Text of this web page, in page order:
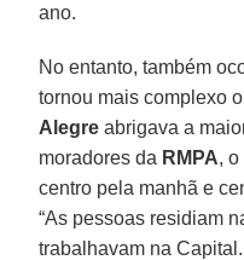
ano.
No entanto, também
tornou mais complexo
Alegre abrigava a
moradores da RMPA,
centro pela manhã e
“As pessoas residiam
trabalhavam na